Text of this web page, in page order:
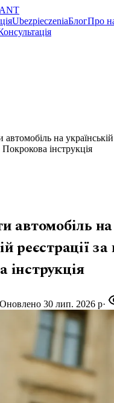
UbezpieczeniaБлогПро
на українській
інструкція
автомобіль на
реєстрації
інструкція
Оновлено 30 лип. 2026 р·